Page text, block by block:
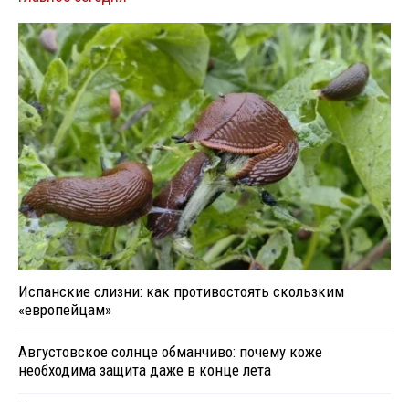
Испанские слизни: как противостоять скользким
«европейцам»
Августовское солнце обманчиво: почему коже
необходима защита даже в конце лета